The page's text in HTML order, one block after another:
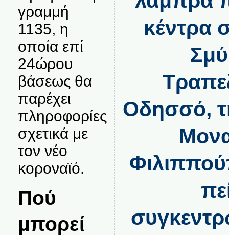
γραμμή
1135, η
οποία επί
24ώρου
βάσεως θα
παρέχει
πληροφορίες
σχετικά με
τον νέο
κοροναϊό.
Πού
μπορεί
κέντρα
Οδησσό,